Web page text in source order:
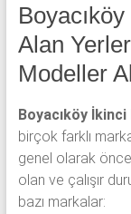
Alan
Modeller
Boyacıköy
birçok farklı
genel olarak
olan ve çalışır
bazı markalar: